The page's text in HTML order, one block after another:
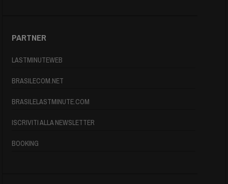
PARTNER
LASTMINUTEWEB
BRASILECOM.NET
BRASILELASTMINUTE.COM
ISCRIVITI ALLA NEWSLETTER
BOOKING